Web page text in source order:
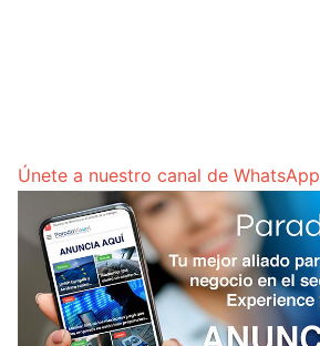
Únete a nuestro canal de WhatsApp